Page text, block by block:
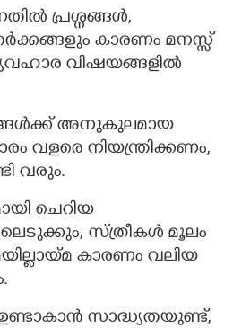
പ്രശ്നങ്ങൾ,
കാരണം മനസ്സ്
വിഷയങ്ങളിൽ
അനുകുലമായ
വളരെ നിയന്ത്രിക്കണം,
വരും.
ചെറിയ
സ്ത്രീകൾ മൂലം
കാരണം വലിയ
ഉണ്ടാകാൻ സാദ്ധ്യതയുണ്ട്,